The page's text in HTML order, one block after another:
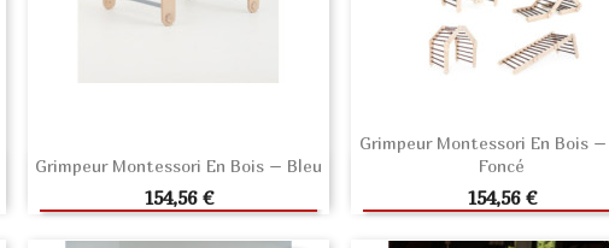
Grimpeur Montessori En Bois – Bleu
Prix
154,56 €
AJOUTER AU PANIER
Grimpeur Montessori En Bois
Foncé
Prix
154,56 €
AJOUTER AU PANIER